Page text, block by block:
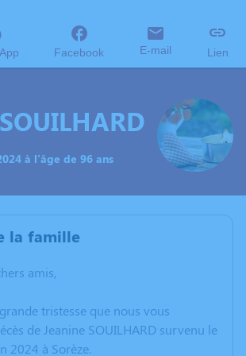
Facebook E-mail Lien
à l'âge de 96 ans
la famille
amis,
tristesse que nous vous
de Jeanine SOUILHARD survenu le
2024 à Sorèze.